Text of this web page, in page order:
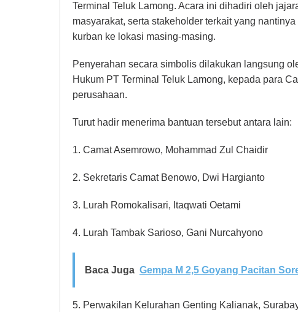
Terminal Teluk Lamong. Acara ini dihadiri oleh
masyarakat, serta stakeholder terkait yang
kurban ke lokasi masing-masing.
Penyerahan secara simbolis dilakukan langsung
Hukum PT Terminal Teluk Lamong, kepada para
perusahaan.
Turut hadir menerima bantuan tersebut antara lain:
1. Camat Asemrowo, Mohammad Zul Chaidir
2. Sekretaris Camat Benowo, Dwi Hargianto
3. Lurah Romokalisari, Itaqwati Oetami
4. Lurah Tambak Sarioso, Gani Nurcahyono
Baca Juga Gempa M 2,5 Goyang Pacitan
5. Perwakilan Kelurahan Genting Kalianak,